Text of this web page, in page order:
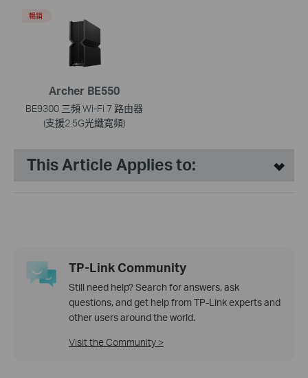
Archer BE550
BE9300 三頻 Wi-Fi 7 路由器
(支援2.5G光纖寬頻)
暢銷
This Article Applies to:
TP-Link Community
Still need help? Search for answers, ask
questions, and get help from TP-Link experts and
other users around the world.
Visit the Community >